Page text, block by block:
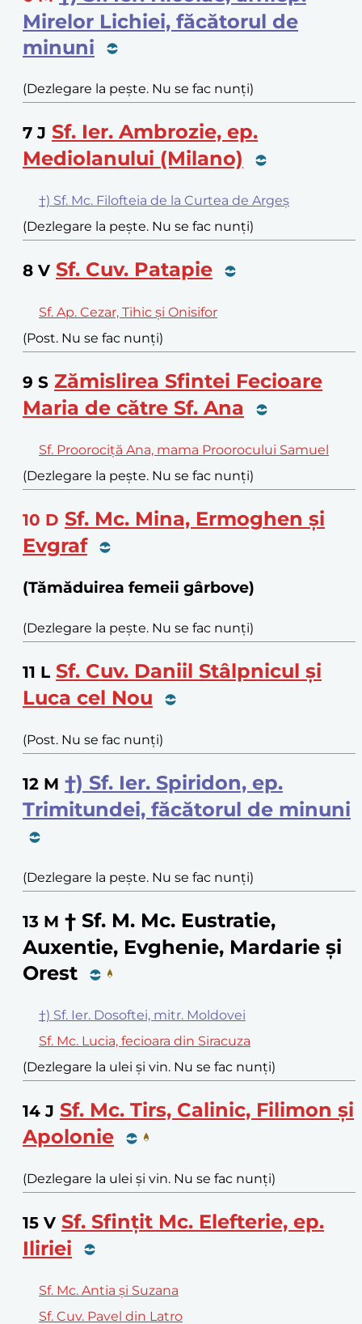
Mirelor Lichiei, făcătorul de
minuni
(Dezlegare la pește. Nu se fac nunți)
7 J Sf. Ier. Ambrozie, ep.
Mediolanului (Milano)
†) Sf. Mc. Filofteia de la Curtea de Argeș
(Dezlegare la pește. Nu se fac nunți)
8 V Sf. Cuv. Patapie
Sf. Ap. Cezar, Tihic și Onisifor
(Post. Nu se fac nunți)
9 S Zămislirea Sfintei Fecioare
Maria de către Sf. Ana
Sf. Proorociță Ana, mama Proorocului Samuel
(Dezlegare la pește. Nu se fac nunți)
10 D Sf. Mc. Mina, Ermoghen și
Evgraf
(Tămăduirea femeii gârbove)
(Dezlegare la pește. Nu se fac nunți)
11 L Sf. Cuv. Daniil Stâlpnicul și
Luca cel Nou
(Post. Nu se fac nunți)
12 M †) Sf. Ier. Spiridon, ep.
Trimitundei, făcătorul de minuni
(Dezlegare la pește. Nu se fac nunți)
13 M † Sf. M. Mc. Eustratie,
Auxentie, Evghenie, Mardarie și
Orest
†) Sf. Ier. Dosoftei, mitr. Moldovei
Sf. Mc. Lucia, fecioara din Siracuza
(Dezlegare la ulei și vin. Nu se fac nunți)
14 J Sf. Mc. Tirs, Calinic, Filimon și
Apolonie
(Dezlegare la ulei și vin. Nu se fac nunți)
15 V Sf. Sfințit Mc. Elefterie, ep.
Iliriei
Sf. Mc. Antia și Suzana
Sf. Cuv. Pavel din Latro